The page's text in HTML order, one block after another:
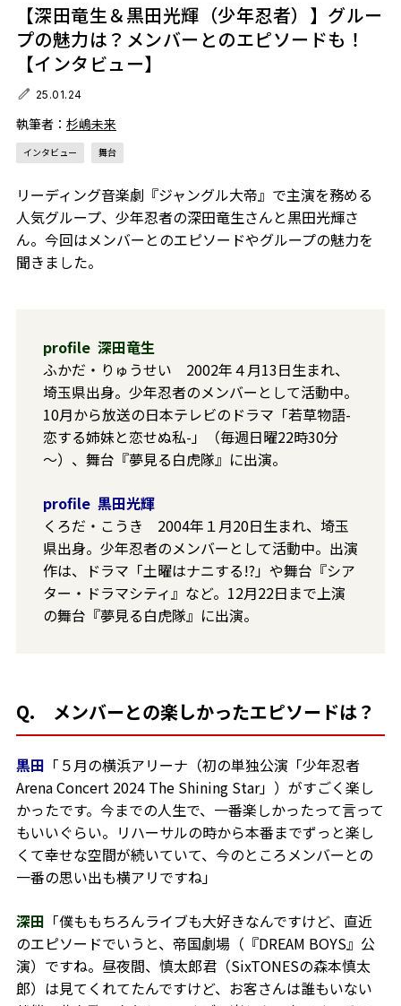
【深田竜生＆黒田光輝（少年忍者）】グルー
プの魅力は？メンバーとのエピソードも！
【インタビュー】
25.01.24
執筆者： 杉嶋未来
インタビュー 舞台
リーディング音楽劇『ジャングル大帝』で主演を務める
人気グループ、少年忍者の深田竜生さんと黒田光輝さ
ん。今回はメンバーとのエピソードやグループの魅力を
聞きました。
profile 深田竜生
ふかだ・りゅうせい 2002年４月13日生まれ、
埼玉県出身。少年忍者のメンバーとして活動中。
10月から放送の日本テレビのドラマ「若草物語-
恋する姉妹と恋せぬ私-」（毎週日曜22時30分
～）、舞台『夢見る白虎隊』に出演。
profile 黒田光輝
くろだ・こうき 2004年１月20日生まれ、埼玉
県出身。少年忍者のメンバーとして活動中。出演
作は、ドラマ「土曜はナニする!?」や舞台『シア
ター・ドラマシティ』など。12月22日まで上演
の舞台『夢見る白虎隊』に出演。
Q. メンバーとの楽しかったエピソードは？
黒田 「５月の横浜アリーナ（初の単独公演「少年忍者
Arena Concert 2024 The Shining Star」）がすごく楽し
かったです。今までの人生で、一番楽しかったって言って
もいいぐらい。リハーサルの時から本番までずっと楽し
くて幸せな空間が続いていて、今のところメンバーとの
一番の思い出も横アリですね」
深田 「僕ももちろんライブも大好きなんですけど、直近
のエピソードでいうと、帝国劇場（『DREAM BOYS』公
演）ですね。昼夜間、慎太郎君（SixTONESの森本慎太
郎）は見てくれてたんですけど、お客さんは誰もいない